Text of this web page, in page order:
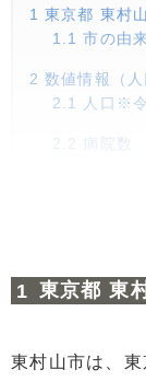
1 東京都 東村
1.1 市の由来
2 数値情報（
2.1
人口※
2.2 病院数
3.1① 交通
4まとめ リー
東京都 東
東村山市は、